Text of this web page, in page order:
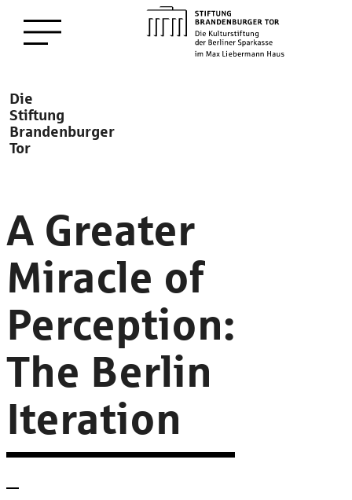
Hauptinhalt
Die
Stiftung
Brandenburger
Tor
A Greater
Miracle of
Perception:
The Berlin
Iteration